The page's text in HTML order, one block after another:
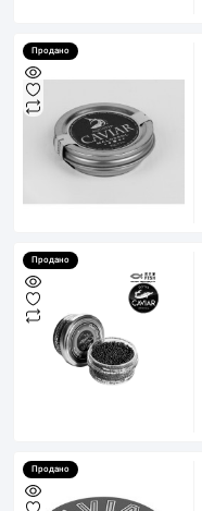
Продано
Продано
Продано